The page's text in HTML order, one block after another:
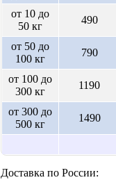
от 10 до
50 кг
490
от 50 до
100 кг
790
от 100 до
300 кг
1190
от 300 до
500 кг
1490
Доставка по России: